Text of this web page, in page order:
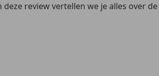
review vertellen we je alles over